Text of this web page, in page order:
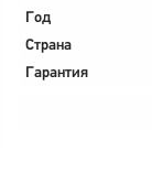
Год
Страна
Гарантия